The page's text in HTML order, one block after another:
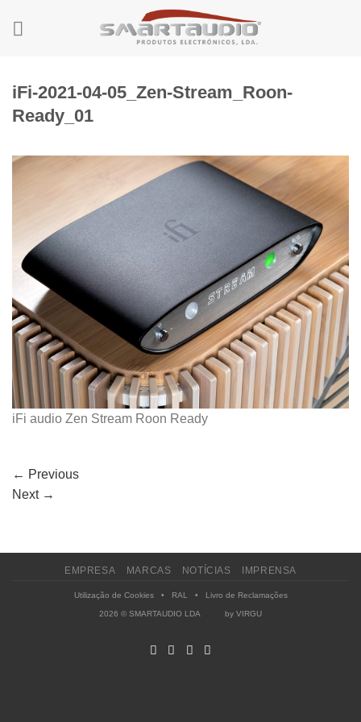
iFi-2021-04-05_Zen-Stream_Roon-
Ready_01
iFi audio Zen Stream Roon Ready
← Previous
Next →
EMPRESA MARCAS NOTÍCIAS IMPRENSA
Utilização de Cookies• RAL • Livro de Reclamações
2026 © SMARTAUDIO LDA by VIRGU